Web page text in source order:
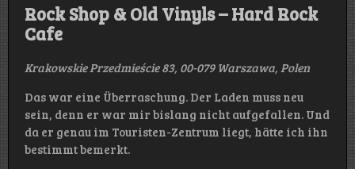
Rock Shop & Old Vinyls – Hard Rock
Cafe
Krakowskie Przedmieście 83, 00-079 Warszawa, Polen
Das war eine Überraschung. Der Laden muss neu
sein, denn er war mir bislang nicht aufgefallen. Und
da er genau im Touristen-Zentrum liegt, hätte ich ihn
bestimmt bemerkt.